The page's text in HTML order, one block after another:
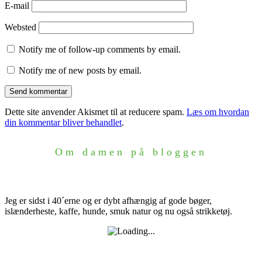
E-mail
Websted
Notify me of follow-up comments by email.
Notify me of new posts by email.
Dette site anvender Akismet til at reducere spam. Læs om hvordan
din kommentar bliver behandlet.
Om damen på bloggen
Jeg er sidst i 40´erne og er dybt afhængig af gode bøger,
islænderheste, kaffe, hunde, smuk natur og nu også strikketøj.